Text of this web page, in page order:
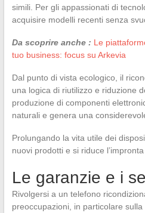
simili. Per gli appassionati di
acquisire modelli recenti senza
Da scoprire anche : Le
tuo business: focus su Arkevia
Dal punto di vista ecologico, il
una logica di riutilizzo e riduzione
produzione di componenti
naturali e genera una
Prolungando la vita utile dei
nuovi prodotti e si riduce
Le garanzie e i
Rivolgersi a un telefono
preoccupazioni, in particolare